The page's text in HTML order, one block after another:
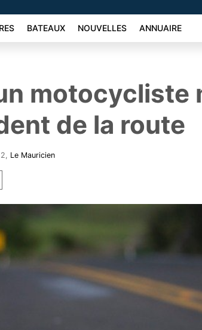
BATEAUX NOUVELLES ANNUAIRE
motocycliste
de la route
Le Mauricien